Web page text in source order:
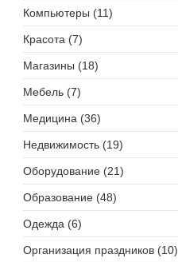
Компьютеры (11)
Красота (7)
Магазины (18)
Мебель (7)
Медицина (36)
Недвижимость (19)
Оборудование (21)
Образование (48)
Одежда (6)
Организация праздников (10)